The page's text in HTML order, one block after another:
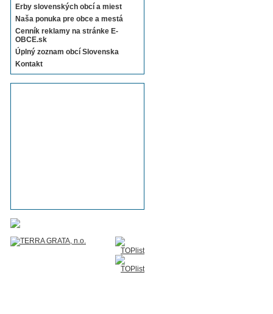
Erby slovenských obcí a miest
Naša ponuka pre obce a mestá
Cenník reklamy na stránke E-
OBCE.sk
Úplný zoznam obcí Slovenska
Kontakt